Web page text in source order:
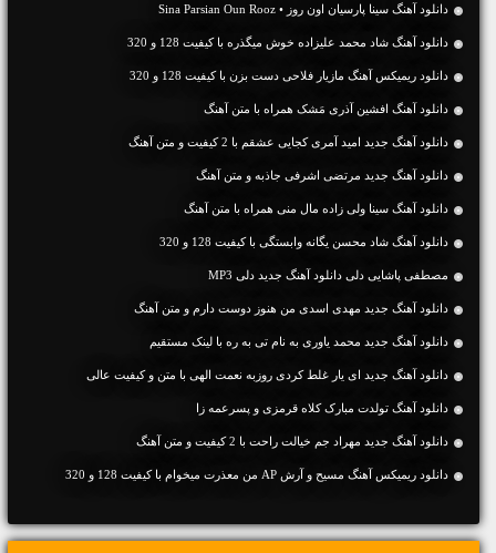
دانلود آهنگ سینا پارسیان اون روز • Sina Parsian Oun Rooz
دانلود آهنگ شاد محمد علیزاده خوش میگذره با کیفیت 128 و 320
دانلود ریمیکس آهنگ مازیار فلاحی دست بزن با کیفیت 128 و 320
دانلود آهنگ افشین آذری مَشک همراه با متن آهنگ
دانلود آهنگ جديد امید آمری کجایی عشقم با 2 کیفیت و متن آهنگ
دانلود آهنگ جديد مرتضی اشرفی جاذبه و متن آهنگ
دانلود آهنگ سینا ولی زاده مال منی همراه با متن آهنگ
دانلود آهنگ شاد محسن یگانه وابستگی با کیفیت 128 و 320
مصطفی پاشایی دلی دانلود آهنگ جدید دلی MP3
دانلود آهنگ جديد مهدی اسدی من هنوز دوست دارم و متن آهنگ
دانلود آهنگ جديد محمد یاوری به نام تی به ره با لینک مستقیم
دانلود آهنگ جديد ای یار غلط کردی روزبه نعمت الهی با متن و کیفیت عالی
دانلود آهنگ تولدت مبارک کلاه قرمزی و پسرعمه زا
دانلود آهنگ جديد مهراد جم خیالت راحت با 2 کیفیت و متن آهنگ
دانلود ریمیکس آهنگ مسیح و آرش AP من معذرت میخوام با کیفیت 128 و 320